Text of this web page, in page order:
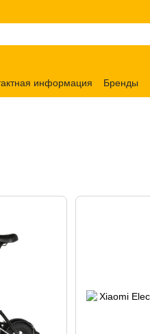
информация Бренды